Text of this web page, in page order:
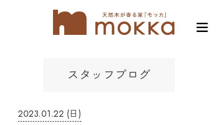
スタッフブログ
2023.01.22 (日)